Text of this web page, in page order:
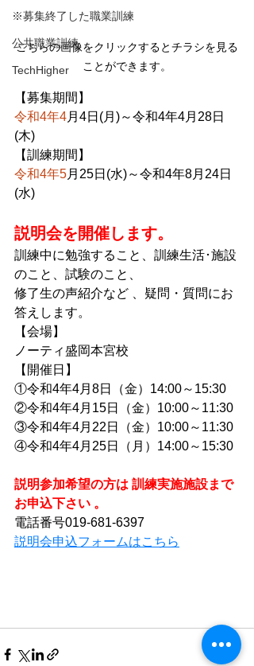
※募集終了した職業訓練
公共職業訓練
TechHigher
こちらの画像をクリックするとチラシを見る
ことができます。
【募集期間】
令和4年4月4日(月)～令和4年4月28日
(木)
【訓練期間】
令和4年5月25日(水)～令和4年8月24日
(水)
説明会を開催します。
訓練中に勉強すること、訓練生活･施設
のこと、試験のこと、
修了生の声紹介など 、疑問・質問にお
答えします。
【会場】
ノーティ盛岡本宮校
【開催日】
①令和4年4月8日（金）14:00～15:30
②令和4年4月15日（金）10:00～11:30
③令和4年4月22日（金）10:00～11:30
④令和4年4月25日（月）14:00～15:30
説明参加希望の方は 訓練実施施設まで
お申込下さい 。
電話番号019-681-6397
説明会申込フォームはこちら